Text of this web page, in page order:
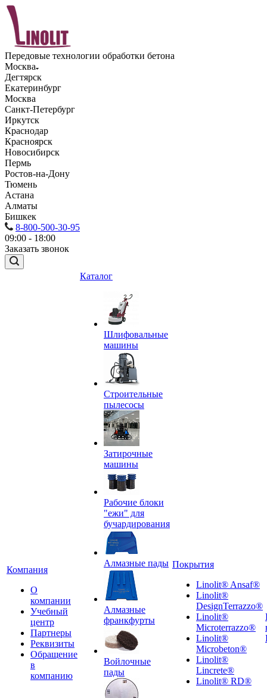
Передовые технологии обработки бетона
Москва
Дегтярск
Екатеринбург
Москва
Санкт-Петербург
Иркутск
Краснодар
Красноярск
Новосибирск
Пермь
Ростов-на-Дону
Тюмень
Астана
Алматы
Бишкек
8-800-500-30-95
09:00 - 18:00
Заказать звонок
Компания
О
компании
Учебный
центр
Партнеры
Реквизиты
Обращение
в
компанию
Каталог
Шлифовальные
машины
Строительные
пылесосы
Затирочные
машины
Рабочие блоки
"ежи" для
бучардирования
Алмазные пады
Алмазные
франкфурты
Войлочные
пады
Покрытия
Linolit® Ansaf®
Linolit®
DesignTerrazzo®
Linolit®
Microterrazzo®
Linolit®
Microbeton®
Linolit®
Lincrete®
Linolit® RD®